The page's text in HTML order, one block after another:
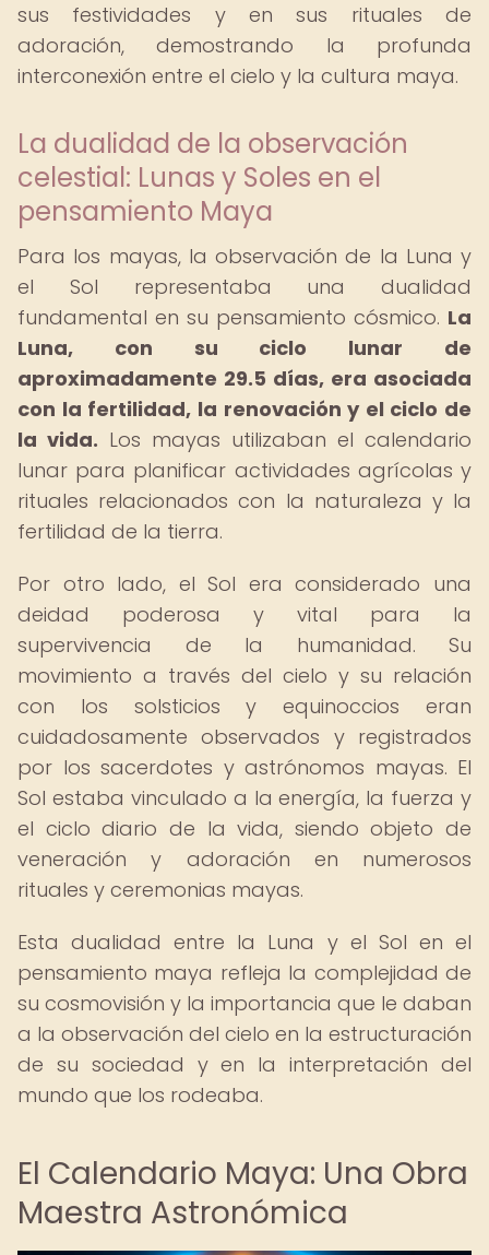
sus festividades y en sus rituales de
adoración, demostrando la profunda
interconexión entre el cielo y la cultura maya.
La dualidad de la observación
celestial: Lunas y Soles en el
pensamiento Maya
Para los mayas, la observación de la Luna y
el Sol representaba una dualidad
fundamental en su pensamiento cósmico. La
Luna, con su ciclo lunar de
aproximadamente 29.5 días, era asociada
con la fertilidad, la renovación y el ciclo de
la vida. Los mayas utilizaban el calendario
lunar para planificar actividades agrícolas y
rituales relacionados con la naturaleza y la
fertilidad de la tierra.
Por otro lado, el Sol era considerado una
deidad poderosa y vital para la
supervivencia de la humanidad. Su
movimiento a través del cielo y su relación
con los solsticios y equinoccios eran
cuidadosamente observados y registrados
por los sacerdotes y astrónomos mayas. El
Sol estaba vinculado a la energía, la fuerza y
el ciclo diario de la vida, siendo objeto de
veneración y adoración en numerosos
rituales y ceremonias mayas.
Esta dualidad entre la Luna y el Sol en el
pensamiento maya refleja la complejidad de
su cosmovisión y la importancia que le daban
a la observación del cielo en la estructuración
de su sociedad y en la interpretación del
mundo que los rodeaba.
El Calendario Maya: Una Obra
Maestra Astronómica